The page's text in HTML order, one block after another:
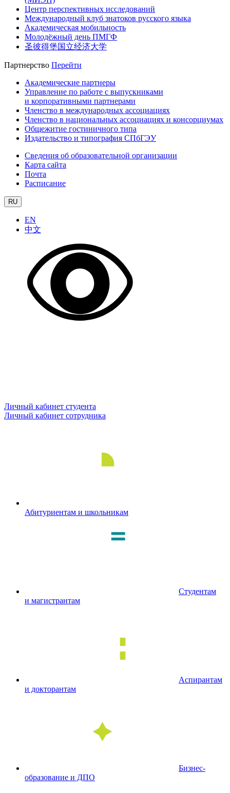
Центр перспективных исследований
Международный клуб знатоков русского языка
Академическая мобильность
Молодёжный день ПМГФ
圣彼得堡国立经济大学
Партнерство Перейти
Академические партнеры
Управление по работе с выпускниками
и корпоративными партнерами
Членство в международных ассоциациях
Членство в национальных ассоциациях и консорциумах
Общежитие гостиничного типа
Издательство и типография СПбГЭУ
Сведения об образовательной организации
Карта сайта
Почта
Расписание
RU
EN
中文
Личный кабинет студента
Личный кабинет сотрудника
Абитуриентам и школьникам
Студентам
и магистрантам
Аспирантам
и докторантам
Бизнес-
образование и ДПО